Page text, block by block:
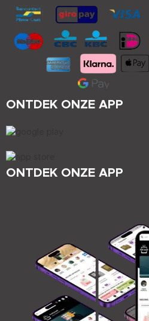
ONTDEK ONZE APP
ONTDEK ONZE APP